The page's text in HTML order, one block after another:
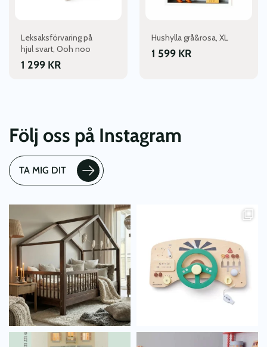
Leksaksförvaring på
hjul svart, Ooh noo
1 299 KR
Hushylla grå&rosa, XL
1 599 KR
Följ oss på Instagram
TA MIG DIT